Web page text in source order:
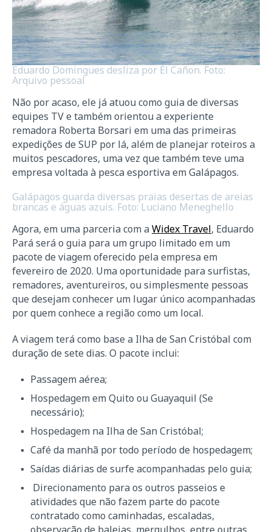
Eduardo Domingues desliza por El Cañon. Foto:
Arquivo pessoal
Não por acaso, ele já atuou como guia de diversas
equipes TV e também orientou a experiente
remadora Roberta Borsari em uma das primeiras
expedições de SUP por lá, além de planejar roteiros a
muitos pescadores, uma vez que também teve uma
empresa voltada à pesca esportiva em Galápagos.
Galápagos guarda diversas praias desertas de areias
brancas e águas azuis. Foto: Luciano Meneghello
Agora, em uma parceria com aWidex Travel, Eduardo
Pará será o guia para um grupo limitado em um
pacote de viagem oferecido pela empresa em
fevereiro de 2020. Uma oportunidade para surfistas,
remadores, aventureiros, ou simplesmente pessoas
que desejam conhecer um lugar único acompanhadas
por quem conhece a região como um local.
A viagem terá como base a Ilha de San Cristóbal com
duração de sete dias. O pacote inclui:
Passagem aérea;
Hospedagem em Quito ou Guayaquil (Se
necessário);
Hospedagem na Ilha de San Cristóbal;
Café da manhã por todo período de hospedagem;
Saídas diárias de surfe acompanhadas pelo guia;
Direcionamento para os outros passeios e
atividades que não fazem parte do pacote
contratado como caminhadas, escaladas,